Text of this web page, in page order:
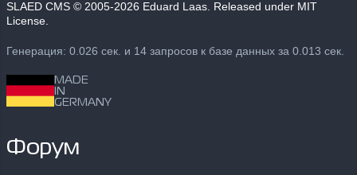
SLAED CMS © 2005-2026 Eduard Laas. Released under MIT
License.
Генерация: 0.026 сек. и 14 запросов к базе данных за 0.013 сек.
MADE
IN
GERMANY
Форум